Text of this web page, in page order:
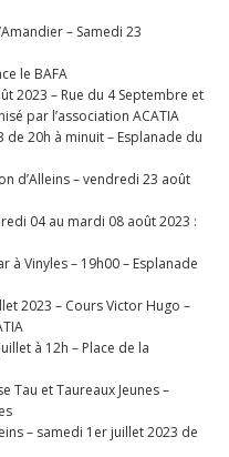
– Samedi 23
le BAFA
2023 – Rue du 4 Septembre et
par l’association ACATIA
20h à minuit – Esplanade du
d’Alleins – vendredi 23 août
04 au mardi 08 août 2023 :
à Vinyles – 19h00 – Esplanade
2023 – Cours Victor Hugo –
à 12h – Place de la
Tau et Taureaux Jeunes –
– samedi 1er juillet 2023 de